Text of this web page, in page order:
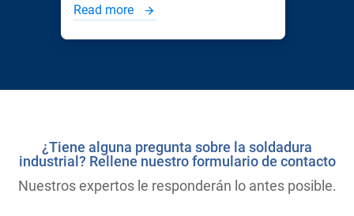
Read more
¿Tiene alguna pregunta sobre la soldadura
industrial? Rellene nuestro formulario de contacto
Nuestros expertos le responderán lo antes posible.